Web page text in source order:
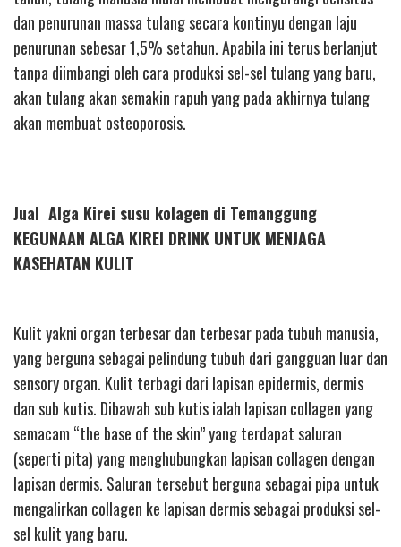
dan penurunan massa tulang secara kontinyu dengan laju
penurunan sebesar 1,5% setahun. Apabila ini terus berlanjut
tanpa diimbangi oleh cara produksi sel-sel tulang yang baru,
akan tulang akan semakin rapuh yang pada akhirnya tulang
akan membuat osteoporosis.
Jual Alga Kirei susu kolagen di Temanggung
KEGUNAAN ALGA KIREI DRINK UNTUK MENJAGA
KASEHATAN KULIT
Kulit yakni organ terbesar dan terbesar pada tubuh manusia,
yang berguna sebagai pelindung tubuh dari gangguan luar dan
sensory organ. Kulit terbagi dari lapisan epidermis, dermis
dan sub kutis. Dibawah sub kutis ialah lapisan collagen yang
semacam “the base of the skin” yang terdapat saluran
(seperti pita) yang menghubungkan lapisan collagen dengan
lapisan dermis. Saluran tersebut berguna sebagai pipa untuk
mengalirkan collagen ke lapisan dermis sebagai produksi sel-
sel kulit yang baru.